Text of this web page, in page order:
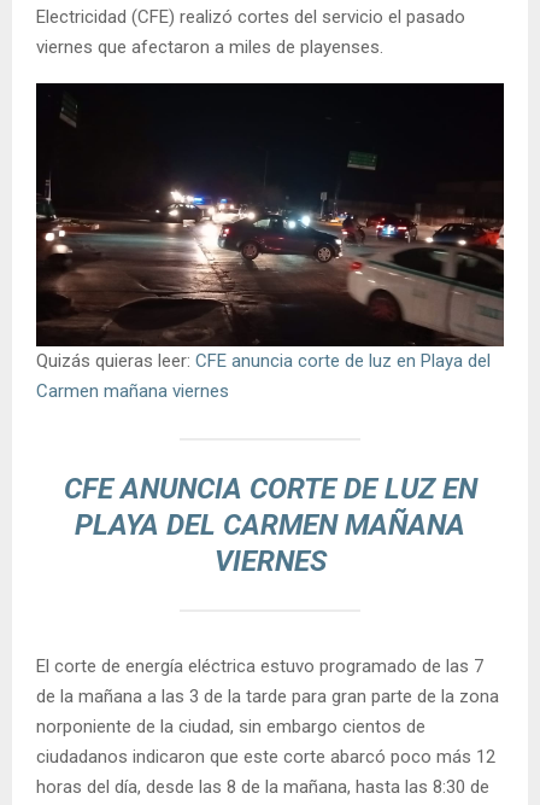
Electricidad (CFE) realizó cortes del servicio el pasado
viernes que afectaron a miles de playenses.
Quizás quieras leer: CFE anuncia corte de luz en Playa del
Carmen mañana viernes
CFE ANUNCIA CORTE DE LUZ EN
PLAYA DEL CARMEN MAÑANA
VIERNES
El corte de energía eléctrica estuvo programado de las 7
de la mañana a las 3 de la tarde para gran parte de la zona
norponiente de la ciudad, sin embargo cientos de
ciudadanos indicaron que este corte abarcó poco más 12
horas del día, desde las 8 de la mañana, hasta las 8:30 de